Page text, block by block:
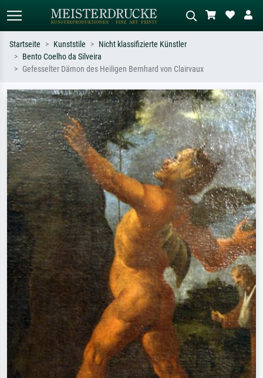
Standardsuche KI-Bildersuche
oder Stilen – z.B. Monet,
Sternennacht, Impressionismus, Welle
Hokusai, Akt.
Wiese, Abstrakt mit viel Rot, Dunkles
Ölgemälde, Stehender Akt neben einem
Baum.
Startseite Kunststile
Nicht klassifizierte Künstler
Bento Coelho da Silveira
Gefesselter Dämon des Heiligen Bernhard von Clairvaux